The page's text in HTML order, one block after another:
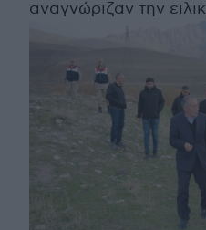
αναγνώριζαν την